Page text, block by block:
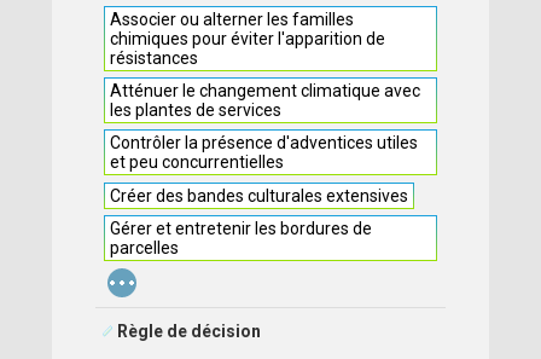
Associer ou alterner les familles
chimiques pour éviter l'apparition de
résistances
Atténuer le changement climatique avec
les plantes de services
Contrôler la présence d'adventices utiles
et peu concurrentielles
Créer des bandes culturales extensives
Gérer et entretenir les bordures de
parcelles
...
Règle de décision